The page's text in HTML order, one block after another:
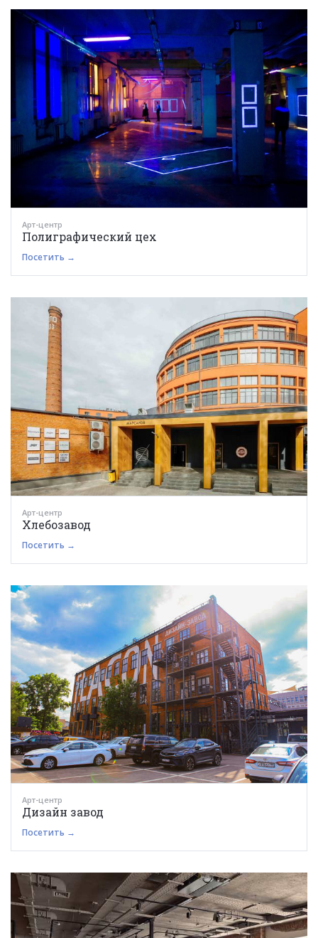
Арт-центр
Полиграфический цех
Посетить →
Арт-центр
Хлебозавод
Посетить →
Арт-центр
Дизайн завод
Посетить →